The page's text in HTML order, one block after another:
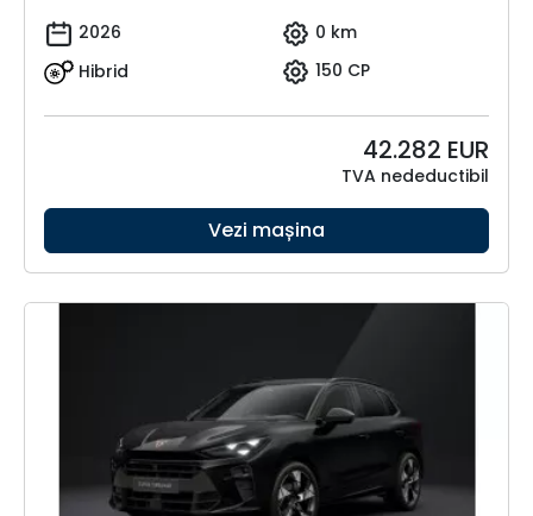
2026
0 km
Hibrid
150 CP
42.282 EUR
TVA nedeductibil
Vezi mașina